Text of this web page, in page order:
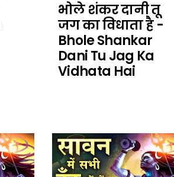
भोले शंकर दानी तू
जग का विधाता है -
Bhole Shankar
Dani Tu Jag Ka
Vidhata Hai